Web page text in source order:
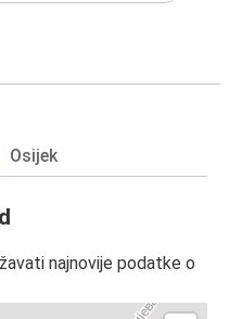
Osijek
najnovije podatke o